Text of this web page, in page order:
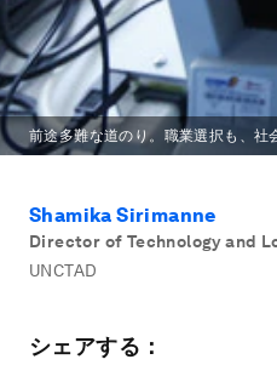
前途多難な道のり。職業選択も、社
Shamika Sirimanne
Director of Technology and
UNCTAD
シェアする：